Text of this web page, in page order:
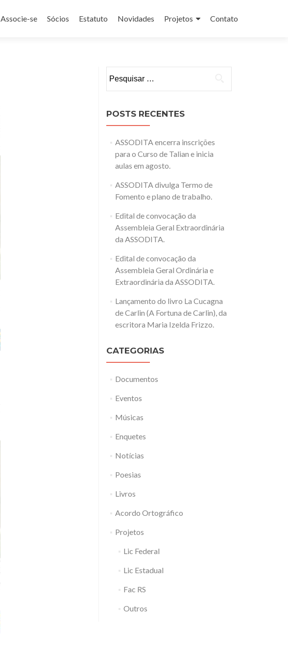
Associe-se Sócios Estatuto Novidades Projetos Contato
por:
POSTS RECENTES
ASSODITA encerra inscrições
para o Curso de Talian e inicia
aulas em agosto.
ASSODITA divulga Termo de
Fomento e plano de trabalho.
Edital de convocação da
Assembleia Geral Extraordinária
da ASSODITA.
Edital de convocação da
Assembleia Geral Ordinária e
Extraordinária da ASSODITA.
Lançamento do livro La Cucagna
de Carlin (A Fortuna de Carlin), da
escritora Maria Izelda Frizzo.
CATEGORIAS
Documentos
Eventos
Músicas
Enquetes
Notícias
Poesias
Livros
Acordo Ortográfico
Projetos
Lic Federal
Lic Estadual
Fac RS
Outros